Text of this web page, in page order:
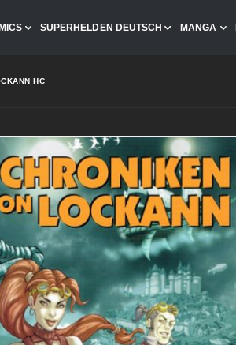
SUPERHELDEN DEUTSCH MANGA
HC